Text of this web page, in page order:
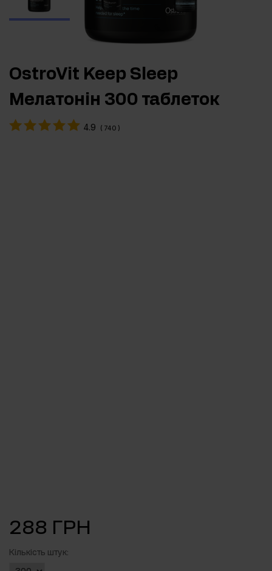
OstroVit Keep Sleep
Мелатонін 300 таблеток
4.9 ( 740 )
288 ГРН
Кількість штук: